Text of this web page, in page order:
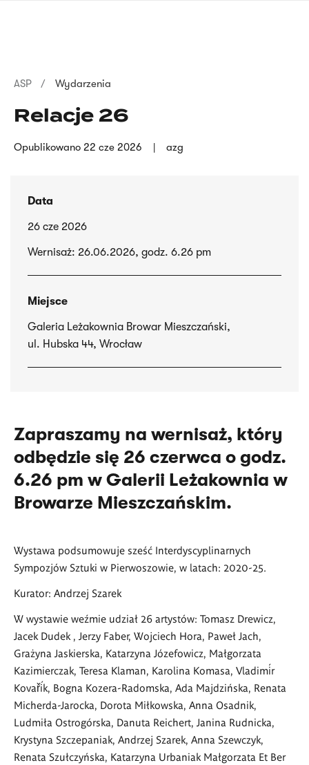
Ścieżka
nawigacyjna
ASP Wydarzenia
Relacje 26
Opublikowano 22 cze 2026 azg
Data
26 cze 2026
Wernisaż: 26.06.2026, godz. 6.26 pm
Miejsce
Galeria Leżakownia Browar Mieszczański,
ul. Hubska 44, Wrocław
Zapraszamy na wernisaż, który
odbędzie się 26 czerwca o godz.
6.26 pm w Galerii Leżakownia w
Browarze Mieszczańskim.
Wystawa podsumowuje sześć Interdyscyplinarnych
Sympozjów Sztuki w Pierwoszowie, w latach: 2020-25.
Kurator: Andrzej Szarek
W wystawie weźmie udział 26 artystów: Tomasz Drewicz,
Jacek Dudek , Jerzy Faber, Wojciech Hora, Paweł Jach,
Grażyna Jaskierska, Katarzyna Józefowicz, Małgorzata
Kazimierczak, Teresa Klaman, Karolina Komasa, Vladimír
Kovařík, Bogna Kozera-Radomska, Ada Majdzińska, Renata
Micherda-Jarocka, Dorota Miłkowska, Anna Osadnik,
Ludmiła Ostrogórska, Danuta Reichert, Janina Rudnicka,
Krystyna Szczepaniak, Andrzej Szarek, Anna Szewczyk,
Renata Szułczyńska, Katarzyna Urbaniak Małgorzata Et Ber